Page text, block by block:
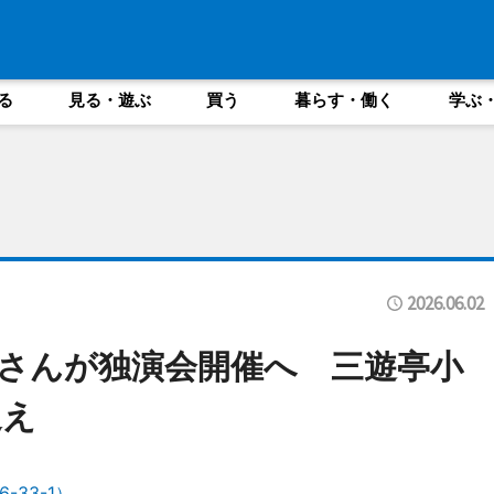
見る・遊ぶ 買う 暮らす・働く 学ぶ
2026.06.02
んが独演会開催へ 三遊亭小